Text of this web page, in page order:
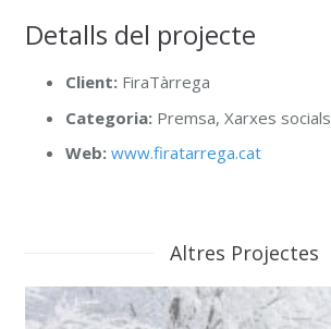
Detalls del projecte
Client: FiraTàrrega
Categoria: Premsa, Xarxes socials
Web: www.firatarrega.cat
Altres Projectes